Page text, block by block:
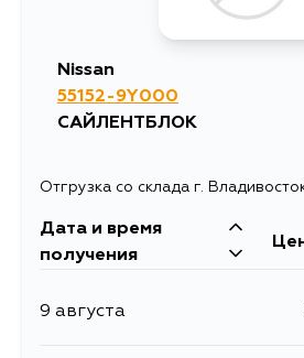
Nissan
55152-9Y000
САЙЛЕНТБЛОК
Отгрузка со склада г.
Дата и время
получения
9 августа